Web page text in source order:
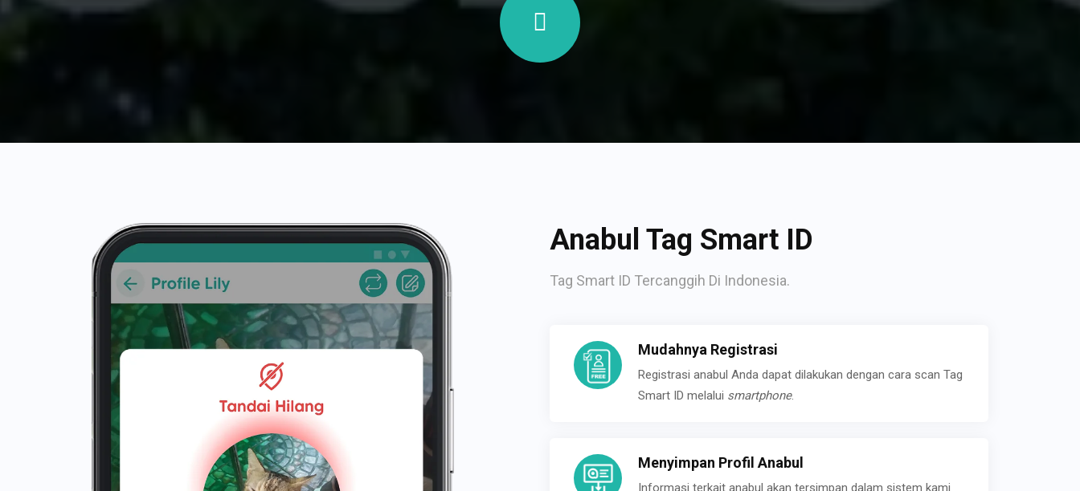
Anabul Tag Smart ID
Tag Smart ID Tercanggih Di Indonesia.
Mudahnya Registrasi
Registrasi anabul Anda dapat dilakukan dengan cara scan Tag
Smart ID melalui smartphone.
Menyimpan Profil Anabul
Informasi terkait anabul akan tersimpan dalam sistem kami